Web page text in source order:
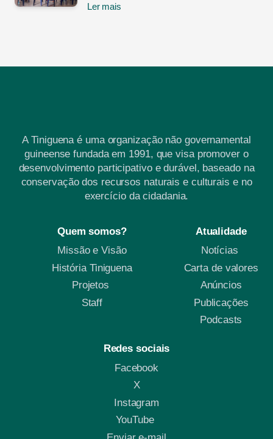
Ler mais
A Tiniguena é uma organização não governamental
guineense fundada em 1991, que visa promover o
desenvolvimento participativo e durável, baseado na
conservação dos recursos naturais e culturais e no
exercício da cidadania.
Quem somos?
Missão e Visão
História Tiniguena
Projetos
Staff
Atualidade
Notícias
Carta de valores
Anúncios
Publicações
Podcasts
Redes sociais
Facebook
X
Instagram
YouTube